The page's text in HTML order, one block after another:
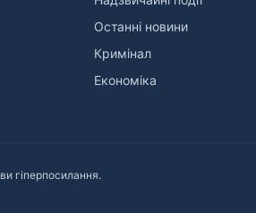
Останні новини
Кримінал
Економіка
гіперпосилання.